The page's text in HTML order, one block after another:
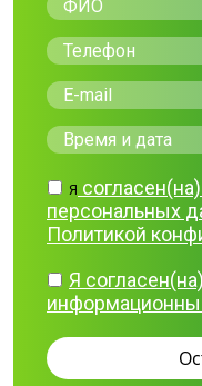
Я
персональных
Политикой
Я